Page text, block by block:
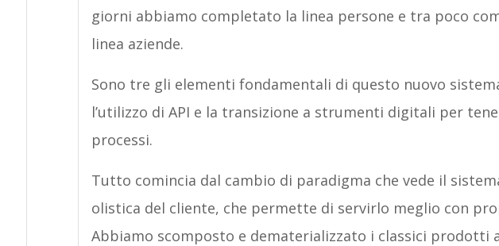
giorni abbiamo completato la linea persone e tra poco
linea aziende.
Sono tre gli elementi fondamentali di questo nuovo
l’utilizzo di API e la transizione a strumenti digitali per
processi.
Tutto comincia dal cambio di paradigma che vede il
olistica del cliente, che permette di servirlo meglio con
Abbiamo scomposto e dematerializzato i classici prodotti